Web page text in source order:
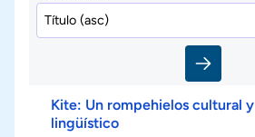
Kite: Un rompehielos cultural y
lingüístico